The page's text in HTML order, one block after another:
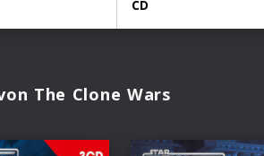
CD
The Clone Wars